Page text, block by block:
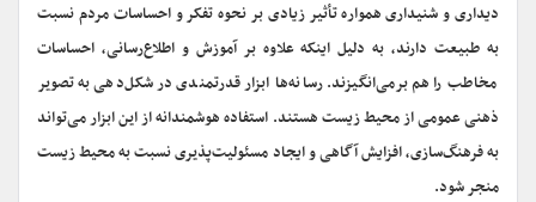
دیداری و شنیداری همواره تأثیر زیادی بر نحوه تفکر و احساسات مردم نسبت
به طبیعت دارند، به دلیل اینکه علاوه بر آموزش و اطلاع‌رسانی، احساسات
مخاطب را هم برمی‌انگیزند. رسانه‌ها ابزار قدرتمندی در شکل‌دهی به تصویر
ذهنی عمومی از محیط زیست هستند. استفاده هوشمندانه از این ابزار می‌تواند
به فرهنگ‌سازی، افزایش آگاهی و ایجاد مسئولیت‌پذیری نسبت به محیط زیست
منجر شود.